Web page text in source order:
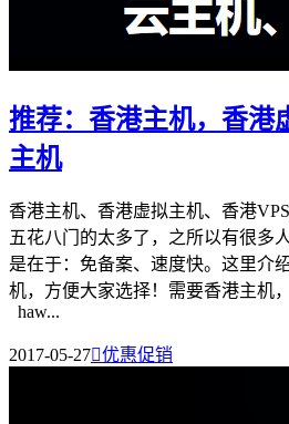
推荐：香港主机，香港
主机
香港主机、香港虚拟主机、香港
五花八门的太多了，之所以有很多
是在于：免备案、速度快。这里介
机，方便大家选择！需要香港主机
haw...
2017-05-27优惠促销